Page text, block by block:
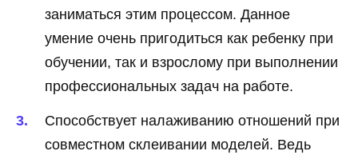
заниматься этим процессом. Данное
умение очень пригодиться как ребенку при
обучении, так и взрослому при выполнении
профессиональных задач на работе.
Способствует налаживанию отношений при
совместном склеивании моделей. Ведь